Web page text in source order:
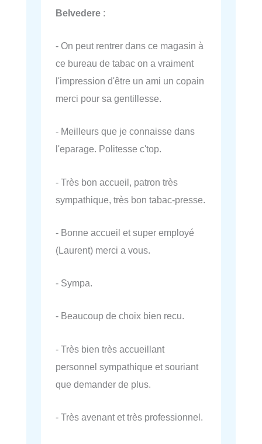
Belvedere :
- On peut rentrer dans ce magasin à
ce bureau de tabac on a vraiment
l'impression d'être un ami un copain
merci pour sa gentillesse.
- Meilleurs que je connaisse dans
l'eparage. Politesse c'top.
- Très bon accueil, patron très
sympathique, très bon tabac-presse.
- Bonne accueil et super employé
(Laurent) merci a vous.
- Sympa.
- Beaucoup de choix bien recu.
- Très bien très accueillant
personnel sympathique et souriant
que demander de plus.
- Très avenant et très professionnel.